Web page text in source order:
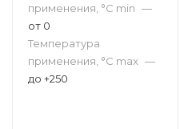
применения, °С min —
от 0
Температура
применения, °С max —
до +250